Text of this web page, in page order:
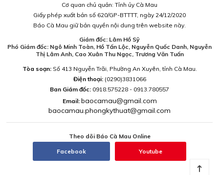
Cơ quan chủ quản: Tỉnh ủy Cà Mau
Giấy phép xuất bản số 620/GP-BTTTT, ngày 24/12/2020
Báo Cà Mau giữ bản quyền nội dung trên website này.
Giám đốc: Lâm Hồ Sỹ
Phó Giám đốc: Ngô Minh Toàn, Hồ Tấn Lộc, Nguyễn Quốc Danh, Nguyễn
Thị Lâm Anh, Cao Xuân Thu Ngọc, Trương Văn Tuấn
Tòa soạn:Số 413 Nguyễn Trãi, Phường An Xuyên, tỉnh Cà Mau.
Điện thoại: (0290)3831066
Ban Giám đốc: 0918.575228 - 0913.780557
Email: baocamau@gmail.com
baocamau.phongkythuat@gmail.com
Theo dõi Báo Cà Mau Online
Facebook Youtube